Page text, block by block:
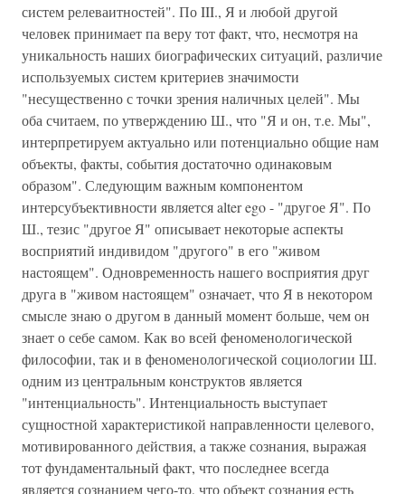
систем релеваитностей". По III., Я и любой другой
человек принимает па веру тот факт, что, несмотря на
уникальность наших биографических ситуаций, различие
используемых систем критериев значимости
"несущественно с точки зрения наличных целей". Мы
оба считаем, по утверждению Ш., что "Я и он, т.е. Мы",
интерпретируем актуально или потенциально общие нам
объекты, факты, события достаточно одинаковым
образом". Следующим важным компонентом
интерсубъективности является alter ego - "другое Я". По
Ш., тезис "другое Я" описывает некоторые аспекты
восприятий индивидом "другого" в его "живом
настоящем". Одновременность нашего восприятия друг
друга в "живом настоящем" означает, что Я в некотором
смысле знаю о другом в данный момент больше, чем он
знает о себе самом. Как во всей феноменологической
философии, так и в феноменологической социологии Ш.
одним из центральным конструктов является
"интенциальность". Интенциальность выступает
сущностной характеристикой направленности целевого,
мотивированного действия, а также сознания, выражая
тот фундаментальный факт, что последнее всегда
является сознанием чего-то, что объект сознания есть